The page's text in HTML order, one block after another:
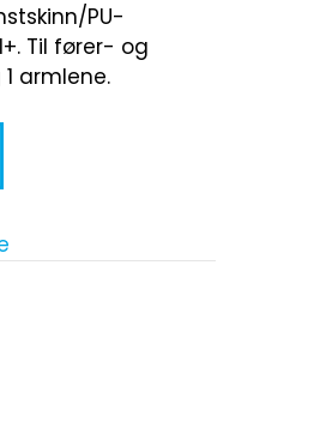
PU-
Til fører- og
armlene.